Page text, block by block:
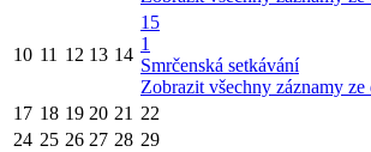
10 11 12 13 14
15
1
Smrčenská setkávání
Zobrazit všechny záznamy ze
17 18 19 20 21 22
24 25 26 27 28 29